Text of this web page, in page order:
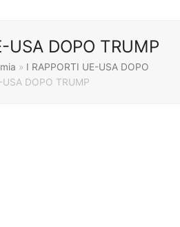
USA DOPO TRUMP
» I RAPPORTI UE-USA DOPO
DOPO TRUMP